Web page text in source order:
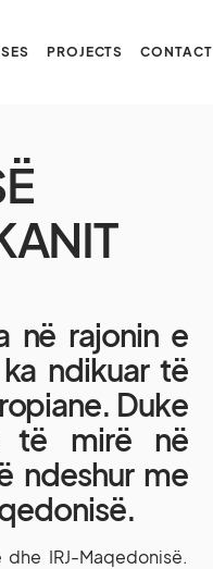
PROJECTS CONTACT
në rajonin e
ndikuar të
Duke
të mirë në
ndeshur me
IRJ-Maqedonisë.